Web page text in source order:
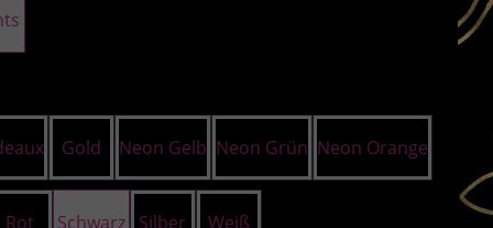
Gold Neon Gelb Neon Grün Neon Orange
Rot Schwarz Silber Weiß